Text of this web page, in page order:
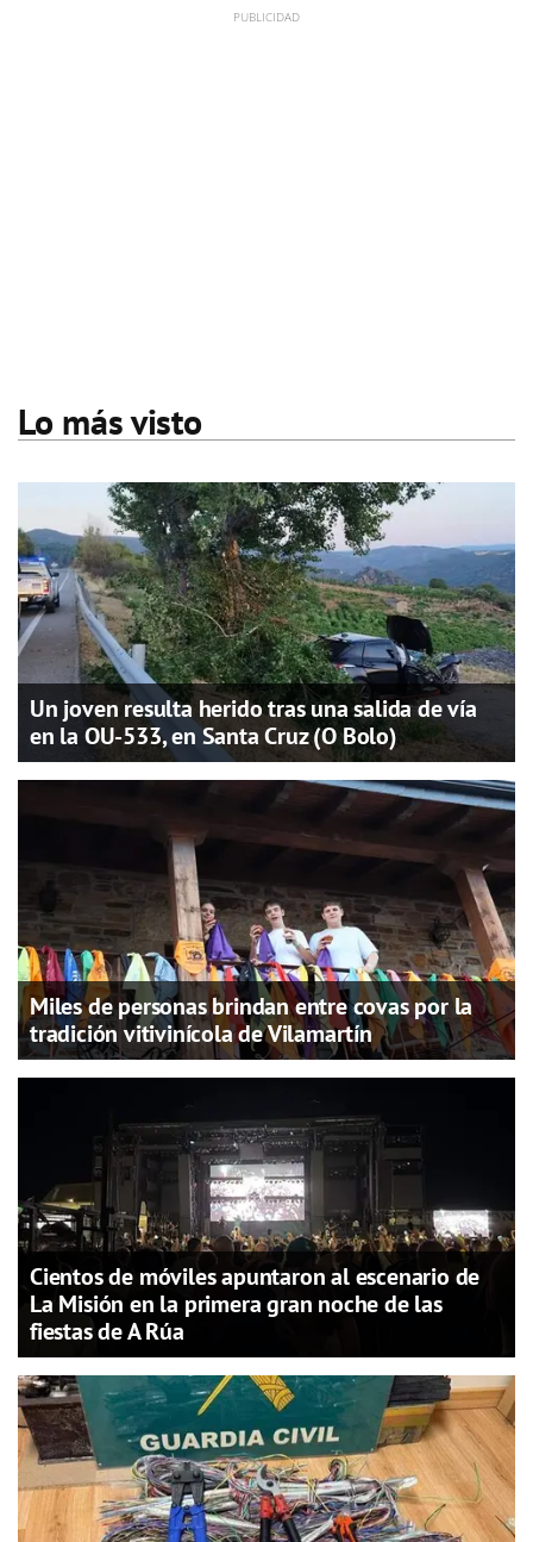
Lo más visto
Un joven resulta herido tras una salida de vía
en la OU-533, en Santa Cruz (O Bolo)
Miles de personas brindan entre covas por la
tradición vitivinícola de Vilamartín
Cientos de móviles apuntaron al escenario de
La Misión en la primera gran noche de las
fiestas de A Rúa